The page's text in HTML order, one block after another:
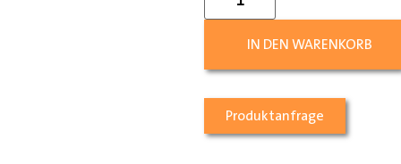
IN DEN WARENKORB
Produktanfrage